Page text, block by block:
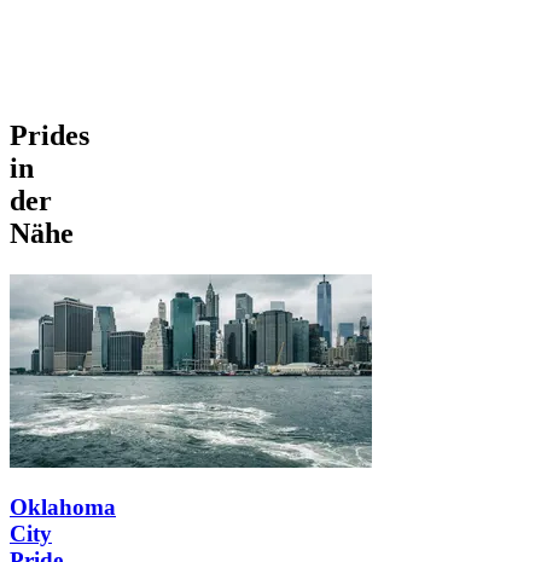
Prides
in
der
Nähe
Oklahoma
City